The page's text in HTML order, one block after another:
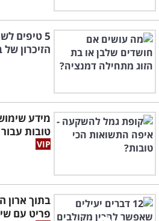
5 טיפים
הזיכרון
מידע
טובות
בתוך
פריט עם